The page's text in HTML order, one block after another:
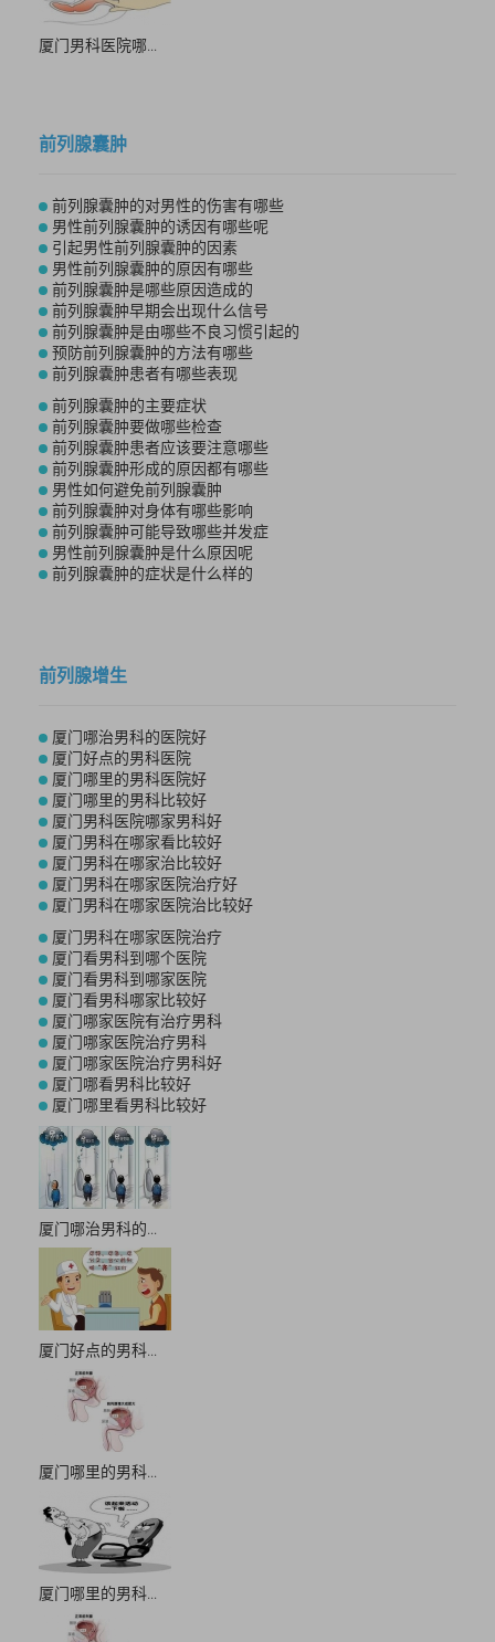
厦门男科医院哪...
前列腺囊肿
前列腺囊肿的对男性的伤害有哪些
男性前列腺囊肿的诱因有哪些呢
引起男性前列腺囊肿的因素
男性前列腺囊肿的原因有哪些
前列腺囊肿是哪些原因造成的
前列腺囊肿早期会出现什么信号
前列腺囊肿是由哪些不良习惯引起的
预防前列腺囊肿的方法有哪些
前列腺囊肿患者有哪些表现
前列腺囊肿的主要症状
前列腺囊肿要做哪些检查
前列腺囊肿患者应该要注意哪些
前列腺囊肿形成的原因都有哪些
男性如何避免前列腺囊肿
前列腺囊肿对身体有哪些影响
前列腺囊肿可能导致哪些并发症
男性前列腺囊肿是什么原因呢
前列腺囊肿的症状是什么样的
前列腺增生
厦门哪治男科的医院好
厦门好点的男科医院
厦门哪里的男科医院好
厦门哪里的男科比较好
厦门男科医院哪家男科好
厦门男科在哪家看比较好
厦门男科在哪家治比较好
厦门男科在哪家医院治疗好
厦门男科在哪家医院治比较好
厦门男科在哪家医院治疗
厦门看男科到哪个医院
厦门看男科到哪家医院
厦门看男科哪家比较好
厦门哪家医院有治疗男科
厦门哪家医院治疗男科
厦门哪家医院治疗男科好
厦门哪看男科比较好
厦门哪里看男科比较好
厦门哪治男科的...
厦门好点的男科...
厦门哪里的男科...
厦门哪里的男科...